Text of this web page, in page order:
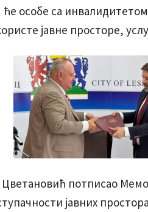
ће особе са
јавне просторе,